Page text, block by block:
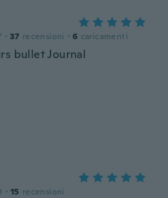
· 37 recensioni · 6 caricamenti
bullet Journal
· 15 recensioni